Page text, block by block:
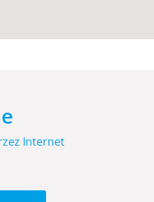
Internet